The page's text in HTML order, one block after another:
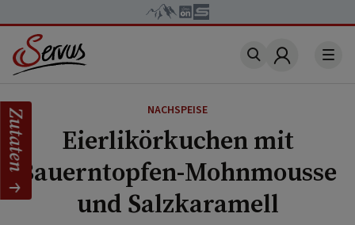
Account
NACHSPEISE
Eierlikörkuchen mit
Bauerntopfen-Mohnmousse
und Salzkaramell
Zutaten